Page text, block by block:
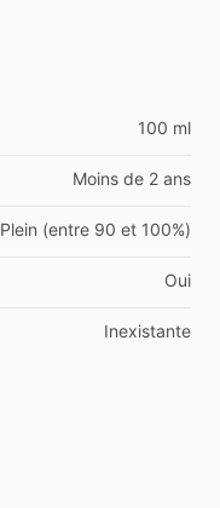
100 ml
Moins de 2 ans
Plein (entre 90 et 100%)
Oui
Inexistante